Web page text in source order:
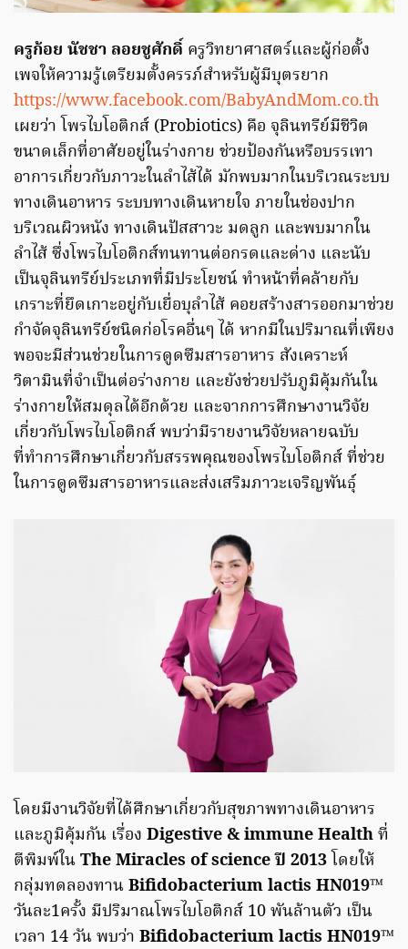
ครูก้อย นัชชา ลอยชูศักดิ์ ครูวิทยาศาสตร์และผู้ก่อตั้ง
เพจให้ความรู้เตรียมตั้งครรภ์สำหรับผู้มีบุตรยาก
https://www.facebook.com/BabyAndMom.co.th
เผยว่า โพรไบโอติกส์ (Probiotics) คือ จุลินทรีย์มีชีวิต
ขนาดเล็กที่อาศัยอยู่ในร่างกาย ช่วยป้องกันหรือบรรเทา
อาการเกี่ยวกับภาวะในลำไส้ได้ มักพบมากในบริเวณระบบ
ทางเดินอาหาร ระบบทางเดินหายใจ ภายในช่องปาก
บริเวณผิวหนัง ทางเดินปัสสาวะ มดลูก และพบมากใน
ลำไส้ ซึ่งโพรไบโอติกส์ทนทานต่อกรดและด่าง และนับ
เป็นจุลินทรีย์ประเภทที่มีประโยชน์ ทำหน้าที่คล้ายกับ
เกราะที่ยึดเกาะอยู่กับเยื่อบุลำไส้ คอยสร้างสารออกมาช่วย
กำจัดจุลินทรีย์ชนิดก่อโรคอื่นๆ ได้ หากมีในปริมาณที่เพียง
พอจะมีส่วนช่วยในการดูดซึมสารอาหาร สังเคราะห์
วิตามินที่จำเป็นต่อร่างกาย และยังช่วยปรับภูมิคุ้มกันใน
ร่างกายให้สมดุลได้อีกด้วย และจากการศึกษางานวิจัย
เกี่ยวกับโพรไบโอติกส์ พบว่ามีรายงานวิจัยหลายฉบับ
ที่ทำการศึกษาเกี่ยวกับสรรพคุณของโพรไบโอติกส์ ที่ช่วย
ในการดูดซึมสารอาหารและส่งเสริมภาวะเจริญพันธุ์
โดยมีงานวิจัยที่ได้ศึกษาเกี่ยวกับสุขภาพทางเดินอาหาร
และภูมิคุ้มกัน เรื่อง Digestive & immune Healthที่
ตีพิมพ์ในThe Miracles of science ปี 2013 โดยให้
กลุ่มทดลองทานBifidobacterium lactis HN019™
วันละ1ครั้ง มีปริมาณโพรไบโอติกส์ 10 พันล้านตัว เป็น
เวลา 14 วัน พบว่า Bifidobacterium lactis HN019™